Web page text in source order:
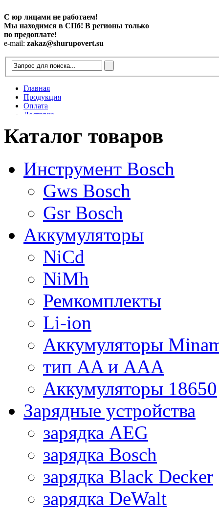
С юр лицами не работаем!
Мы находимся в СПб! В регионы только
по предоплате!
e-mail: zakaz@shurupovert.su
Главная
Продукция
Оплата
Доставка
Статьи
Каталог товаров
Инструмент Bosch
Gws Bosch
Gsr Bosch
Аккумуляторы
NiCd
NiMh
Ремкомплекты
Li-ion
Аккумуляторы
тип AA и AAA
Аккумуляторы 18650
Зарядные устройства
зарядка AEG
зарядка Bosch
зарядка Black Decker
зарядка DeWalt